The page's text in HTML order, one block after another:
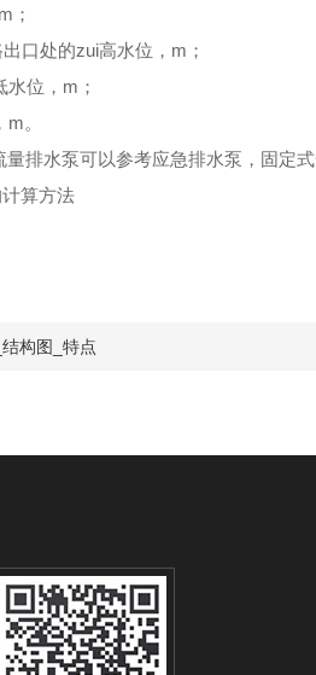
；
口处的zui高水位，m；
位，m；
。
量排水泵可以参考应急排水泵 ，固定
算方法
构图_特点